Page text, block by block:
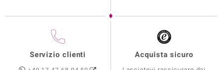
Servizio clienti Acquista sicuro